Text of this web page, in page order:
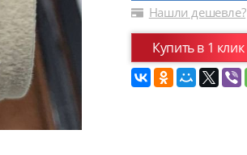
Нашли дешевле?
Купить в 1 клик